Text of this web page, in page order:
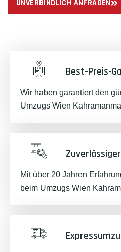
UNVERBINDLICH ANFRAGEN
Best-Preis-
Wir haben garantiert den
Umzugs Wien
Mit über 20 Jahren
beim Umzugs Wien